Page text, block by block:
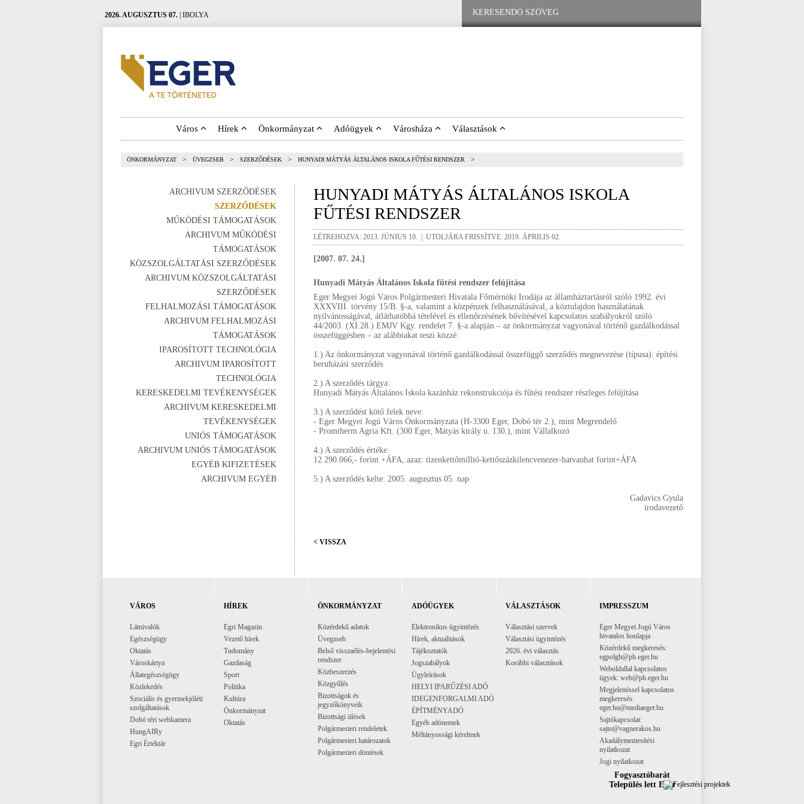
2026. AUGUSZTUS 07. | IBOLYA
Város Hírek Önkormányzat Adóügyek Városháza Választások
ÖNKORMÁNYZAT > ÜVEGZSEB > SZERZŐDÉSEK > HUNYADI MÁTYÁS ÁLTALÁNOS ISKOLA FŰTÉSI RENDSZER >
ARCHIVUM SZERZŐDÉSEK
SZERZŐDÉSEK
MŰKÖDÉSI TÁMOGATÁSOK
ARCHIVUM MŰKÖDÉSI
TÁMOGATÁSOK
KÖZSZOLGÁLTATÁSI SZERZŐDÉSEK
ARCHIVUM KÖZSZOLGÁLTATÁSI
SZERZŐDÉSEK
FELHALMOZÁSI TÁMOGATÁSOK
ARCHIVUM FELHALMOZÁSI
TÁMOGATÁSOK
IPAROSÍTOTT TECHNOLÓGIA
ARCHIVUM IPAROSÍTOTT
TECHNOLÓGIA
KERESKEDELMI TEVÉKENYSÉGEK
ARCHIVUM KERESKEDELMI
TEVÉKENYSÉGEK
UNIÓS TÁMOGATÁSOK
ARCHIVUM UNIÓS TÁMOGATÁSOK
EGYÉB KIFIZETÉSEK
ARCHIVUM EGYÉB
HUNYADI MÁTYÁS ÁLTALÁNOS ISKOLA
FŰTÉSI RENDSZER
LÉTREHOZVA: 2013. JÚNIUS 10. | UTOLJÁRA FRISSÍTVE: 2019. ÁPRILIS 02.
[2007. 07. 24.]
Hunyadi Mátyás Általános Iskola fűtési rendszer felújítása
Eger Megyei Jogú Város Polgármesteri Hivatala Főmérnöki Irodája az államháztartásról szóló 1992. évi
XXXVIII. törvény 15/B. §-a, valamint a közpénzek felhasználásával, a köztulajdon használatának
nyilvánosságával, átláthatóbbá tételével és ellenőrzésének bővítésével kapcsolatos szabályokról szóló
44/2003. (XI.28.) EMJV Kgy. rendelet 7. §-a alapján – az önkormányzat vagyonával történő gazdálkodással
összefüggésben – az alábbiakat teszi közzé:
1.) Az önkormányzat vagyonával történő gazdálkodással összefüggő szerződés megnevezése (típusa): építési
beruházási szerződés
2.) A szerződés tárgya:
Hunyadi Mátyás Általános Iskola kazánház rekonstrukciója és fűtési rendszer részleges felújítása
3.) A szerződést kötő felek neve:
- Eger Megyei Jogú Város Önkormányzata (H-3300 Eger, Dobó tér 2.), mint Megrendelő
- Promtherm Agria Kft. (300 Eger, Mátyás király u. 130.), mint Vállalkozó
4.) A szerződés értéke:
12.290.066,- forint +ÁFA, azaz: tizenkettőmillió-kettőszázkilencvenezer-hatvanhat forint+ÁFA
5.) A szerződés kelte: 2005. augusztus 05. nap
Gadavics Gyula
irodavezető
< VISSZA
VÁROS
Látnivalók
Egészségügy
Oktatás
Városkártya
Állategészségügy
Közlekedés
Szociális és gyermekjóléti
szolgáltatások
Dobó téri webkamera
HungAIRy
Egri Értéktár
HÍREK
Egri Magazin
Vezető hírek
Tudomány
Gazdaság
Sport
Politika
Kultúra
Önkormányzat
Oktatás
ÖNKORMÁNYZAT
Közérdekű adatok
Üvegzseb
Belső visszaélés-bejelentési
rendszer
Közbeszerzés
Közgyűlés
Bizottságok és
jegyzőkönyveik
Bizottsági ülések
Polgármesteri rendeletek
Polgármesteri határozatok
Polgármesteri döntések
ADÓÜGYEK
Elektronikus ügyintézés
Hírek, aktualitások
Tájékoztatók
Jogszabályok
Ügyleírások
HELYI IPARŰZÉSI ADÓ
IDEGENFORGALMI ADÓ
ÉPÍTMÉNYADÓ
Egyéb adónemek
Méltányossági kérelmek
VÁLASZTÁSOK
Választási szervek
Választási ügyintézés
2026. évi választás
Korábbi választások
IMPRESSZUM
Eger Megyei Jogú Város
hivatalos honlapja
Közérdekű megkeresés:
egpolgh@ph.eger.hu
Weboldallal kapcsolatos
ügyek: web@ph.eger.hu
Megjelenéssel kapcsolatos
megkeresés:
eger.hu@mediaeger.hu
Sajtókapcsolat:
sajto@vagnerakos.hu
Akadálymentesítési
nyilatkozat
Jogi nyilatkozat
Fogyasztóbarát
Település lett Eger